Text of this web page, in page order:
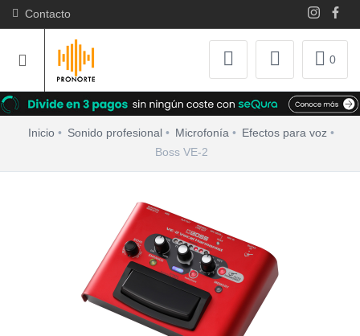
Contacto
0
Inicio Sonido profesional Microfonía
Efectos para voz
Boss VE-2